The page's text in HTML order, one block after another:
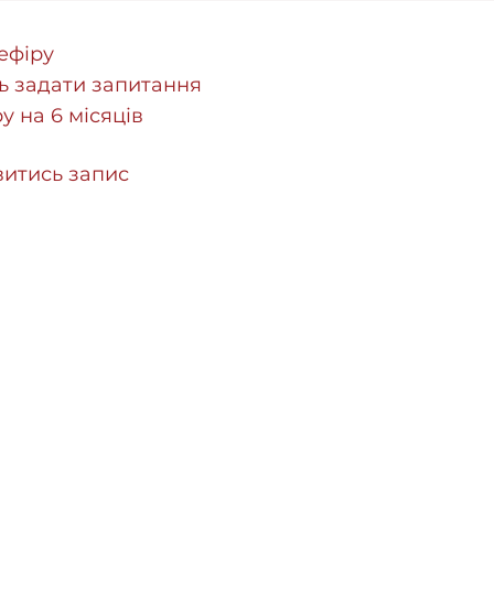
задати запитання
на 6 місяців
запис